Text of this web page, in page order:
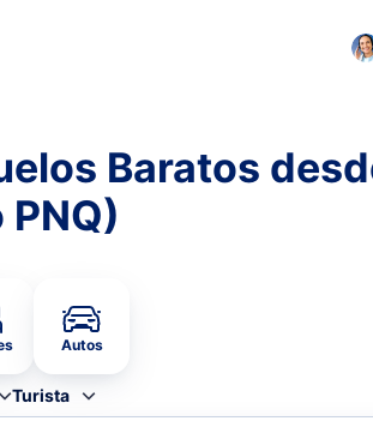
Baratos
PNQ)
Autos
Turista